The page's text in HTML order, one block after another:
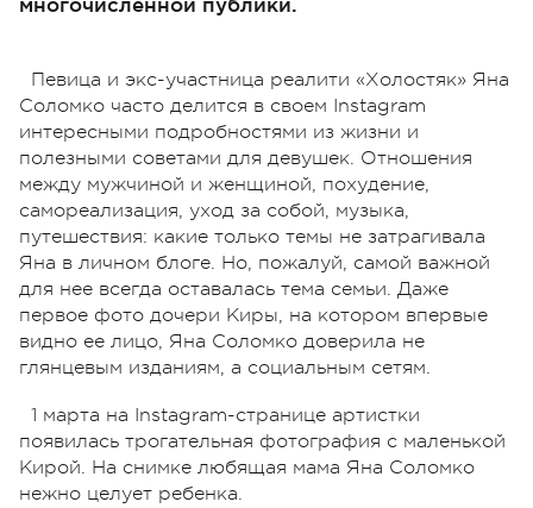
Певица и экс-участница реалити «Холостяк» Яна
Соломко часто делится в своем Instagram
интересными подробностями из жизни и
полезными советами для девушек. Отношения
между мужчиной и женщиной, похудение,
самореализация, уход за собой, музыка,
путешествия: какие только темы не затрагивала
Яна в личном блоге. Но, пожалуй, самой важной
для нее всегда оставалась тема семьи. Даже
первое фото дочери Киры, на котором впервые
видно ее лицо, Яна Соломко доверила не
глянцевым изданиям, а социальным сетям.
1 марта на Instagram-странице артистки
появилась трогательная фотография с маленькой
Кирой. На снимке любящая мама Яна Соломко
нежно целует ребенка.